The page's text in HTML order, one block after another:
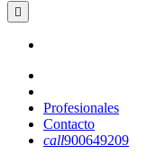

Profesionales
Contacto
call900649209